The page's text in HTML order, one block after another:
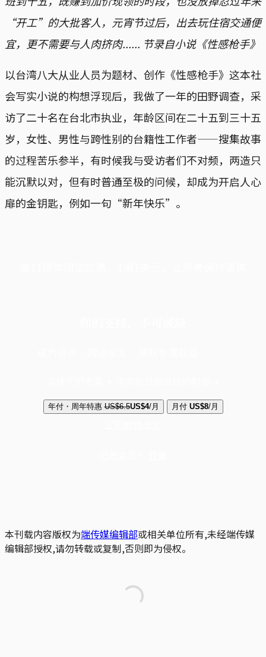
“开工”的大批客人，元宵节过后，出去玩住宿交通便
宜，更不需要与人肉挤肉...... 节录自小说《性感枪手》
以台湾八大从业人员为题材、创作《性感枪手》这本社
会写实小说的构想浮现后，我做了一年的田野调查，采
访了二十名在台北市执业，年龄区间在二十五到三十五
岁，女性、男性与跨性别的台籍性工作者——搜集故事
的过程苦乐参半，有时候我与受访者们不对频，两造只
能沉默以对，但有时普通至极的问候，却成为开启人心
扉的金钥匙，例如一句“新年快乐”。
年付・周年特惠 US$6.5US$4/月 月付 US$8/月
本刊载内容版权为端传媒编辑部或相关单位所有,未经端传媒
编辑部授权,请勿转载或复制,否则即为侵权。